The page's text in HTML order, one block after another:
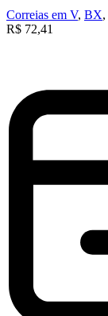
Correias em V, BX,
R$ 72,41